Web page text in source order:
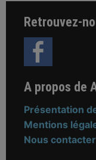
Retrouvez-
A propos de
Présentation
Mentions
Nous contacter